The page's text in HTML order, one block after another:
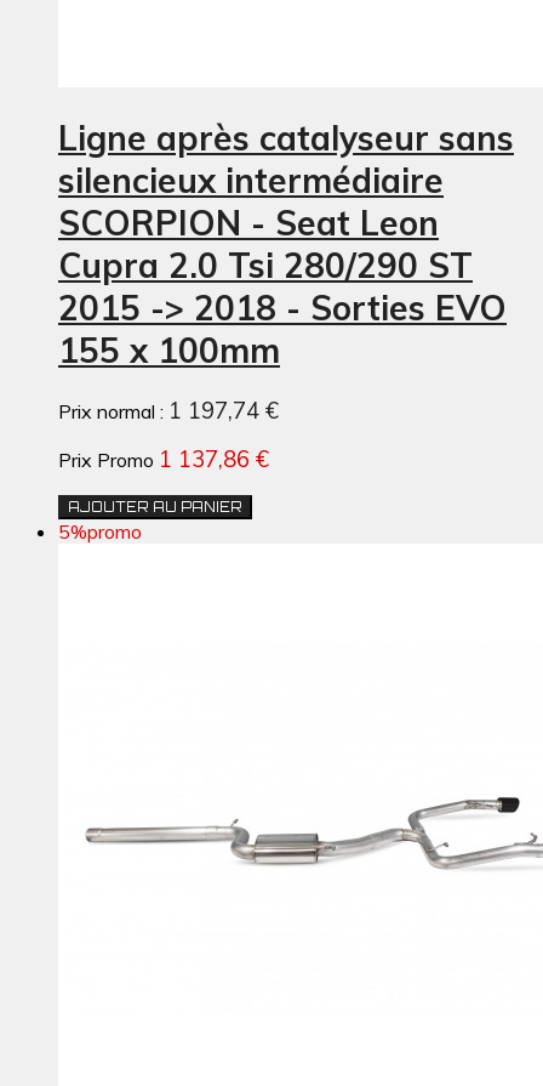
Ligne après catalyseur sans
silencieux intermédiaire
SCORPION - Seat Leon
Cupra 2.0 Tsi 280/290 ST
2015 -> 2018 - Sorties EVO
155 x 100mm
Prix normal : 1 197,74 €
Prix Promo 1 137,86 €
AJOUTER AU PANIER
5%promo